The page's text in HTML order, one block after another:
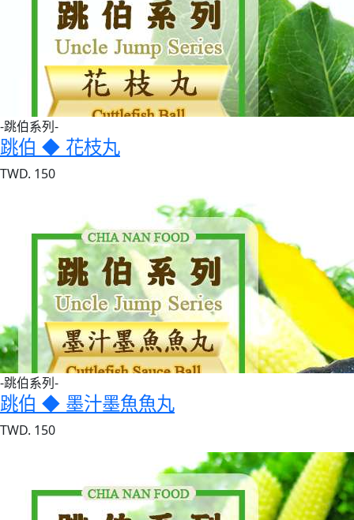
-跳伯系列-
跳伯 ◆ 花枝丸
TWD. 150
-跳伯系列-
跳伯 ◆ 墨汁墨魚魚丸
TWD. 150